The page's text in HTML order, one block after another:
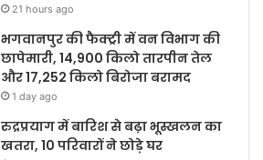
21 hours ago
भगवानपुर की फैक्ट्री में वन विभाग की
छापेमारी, 14,900 किलो तारपीन तेल
और 17,252 किलो बिरोजा बरामद
1 day ago
रुद्रप्रयाग में बारिश से बढ़ा भूस्खलन का
खतरा, 10 परिवारों ने छोड़े घर